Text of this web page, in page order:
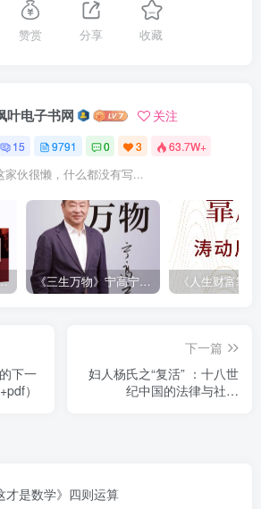
赞赏 分享 收藏
叶电子书网 关注
15 9791 0 3 63.7W+
家伙很懒，什么都没有写...
集》[共30册] 《三生万物》宁高宁（epub+mobi+azw3+pdf）
下一
）
下一篇
妇人杨氏之“复活” ：十八世
纪中国的法律与社会
才是数学》四则运算